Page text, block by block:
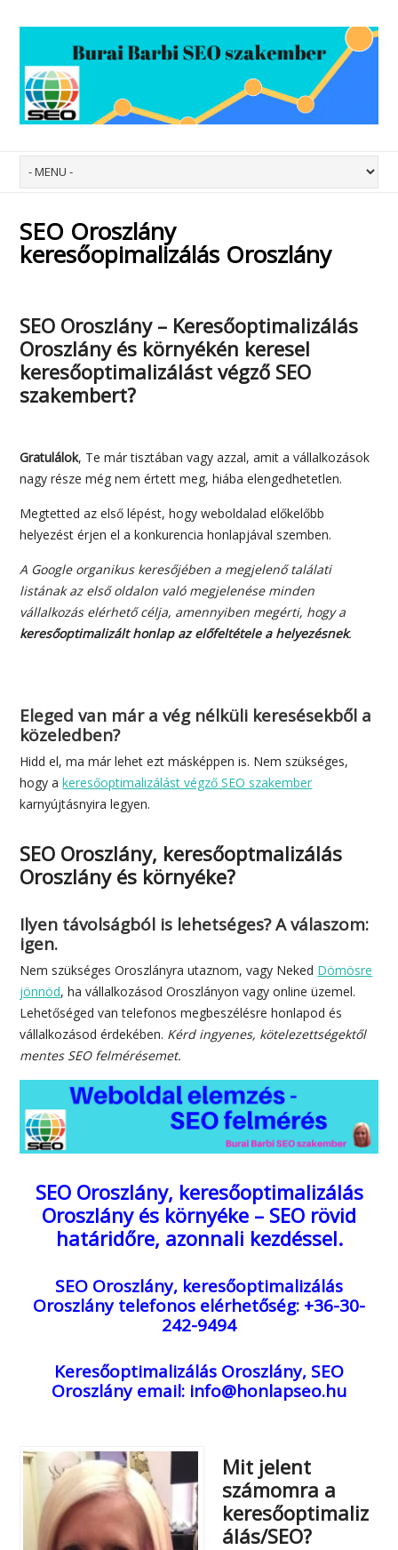
SEO Oroszlány
keresőopimalizálás Oroszlány
SEO Oroszlány – Keresőoptimalizálás
Oroszlányés környékén keresel
keresőoptimalizálást végző SEO
szakembert?
Gratulálok, Te már tisztában vagy azzal, amit a vállalkozások
nagy része még nem értett meg, hiába elengedhetetlen.
Megtetted az első lépést, hogy weboldalad előkelőbb
helyezést érjen el a konkurencia honlapjával szemben.
A Google organikus keresőjében a megjelenő találati
listának az első oldalon való megjelenése minden
vállalkozás elérhető célja, amennyiben megérti, hogy a
keresőoptimalizált honlap az előfeltétele a helyezésnek.
Eleged van már a vég nélküli keresésekből a
közeledben?
Hidd el, ma már lehet ezt másképpen is. Nem szükséges,
hogy akeresőoptimalizálást végző SEO szakember
karnyújtásnyira legyen.
SEO Oroszlány, keresőoptmalizálás
Oroszlány és környéke?
Ilyen távolságból is lehetséges? A válaszom:
igen.
Nem szükséges Oroszlányra utaznom, vagy Neked Dömösre
jönnöd, ha vállalkozásod Oroszlányon vagy online üzemel.
Lehetőséged van telefonos megbeszélésre honlapod és
vállalkozásod érdekében. Kérd ingyenes, kötelezettségektől
mentes SEO felmérésemet.
SEO Oroszlány, keresőoptimalizálás
Oroszlány és környéke – SEO rövid
határidőre, azonnali kezdéssel.
SEO Oroszlány, keresőoptimalizálás
Oroszlánytelefonos elérhetőség: +36-30-
242-9494
Keresőoptimalizálás Oroszlány, SEO
Oroszlányemail: info@honlapseo.hu
Mit jelent
számomra a
keresőoptimaliz
álás/SEO?